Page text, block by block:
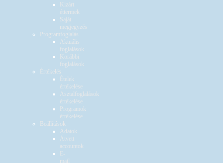
Kizárt
éttermek
Saját
megjegyzés
Programfoglalás
Aktuális
foglalások
Korábbi
foglalások
Értékelés
Ételek
értékelése
Asztalfoglalások
értékelése
Programok
értékelése
Beállítások
Adatok
Átvett
accountok
E-
mail